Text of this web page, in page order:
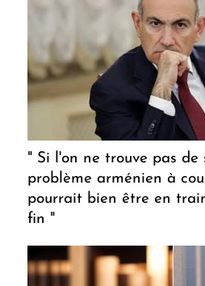
" Si l'on ne trouve pas de
problème arménien à
pourrait bien être en
fin "